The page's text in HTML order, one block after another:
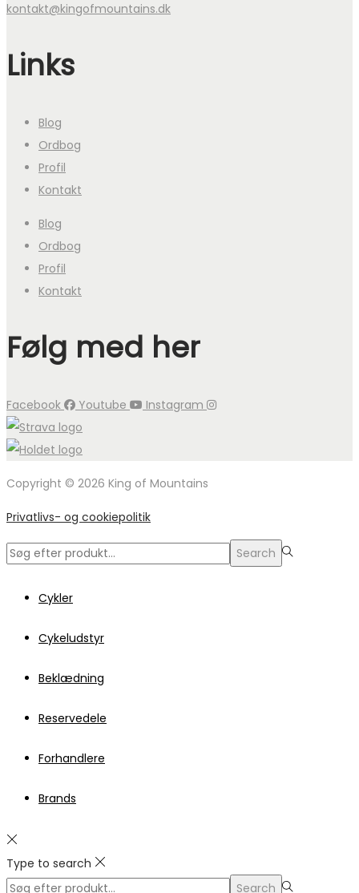
kontakt@kingofmountains.dk
Links
Blog
Ordbog
Profil
Kontakt
Blog
Ordbog
Profil
Kontakt
Følg med her
Facebook Youtube Instagram
Copyright © 2026 King of Mountains
Privatlivs- og cookiepolitik
Search
Search
Cykler
Cykeludstyr
Beklædning
Reservedele
Forhandlere
Brands
Type to search
Search
Search